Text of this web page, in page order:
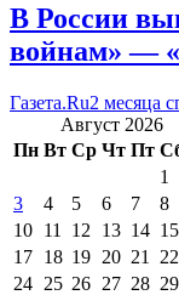
В России
войнам» —
Газета.Ru2 месяца
Август 2026
Пн Вт Ср Чт Пт
1
3
4 5 6 7 8
10 11 12 13 14 15
17 18 19 20 21 22
24 25 26 27 28 29